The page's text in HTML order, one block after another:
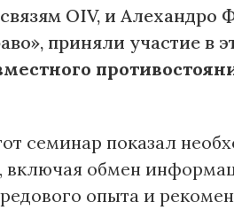
OIV, и Алехандро
приняли участие в
семинар показал
включая обмен
опыта и